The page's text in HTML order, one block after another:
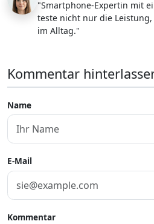
"Smartphone-Expertin mit
teste nicht nur die
im Alltag."
Kommentar
Name
E-Mail
Kommentar